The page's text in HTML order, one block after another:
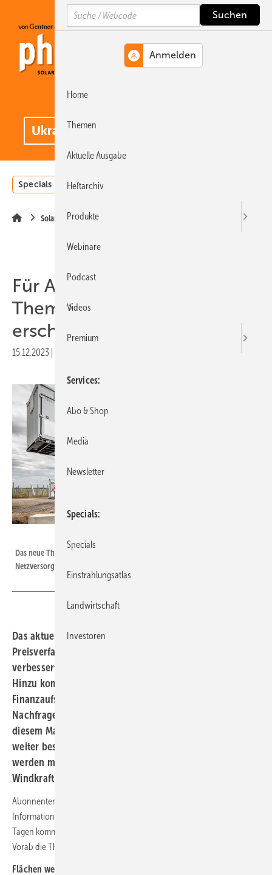
Hauptinhalt
Hauptmenü
SiteSearch
Specials Einstrahlungsatlas
Solarparks
Für Abonnenten: Neues
Themenheft über Solarparks
erschienen
15.12.2023
Das neue Themenheft im Dezember 2023 widmet sich Solarparks und der
Netzversorgung.
Das aktuelle Heft erschien am 19. Dezember 2023. Der
Preisverfall bei Solarkomponenten und Speichern
verbessert die Wirtschaftlichkeit großer Solarprojekte.
Hinzu kommen neue Regelungen der EU und der
Finanzaufsicht, die grüne Assets begünstigen. Die
Nachfrage von Investoren steigt stark, der Zubau in
diesem Marktsegment brummt und wird sich auch 2024
weiter beschleunigen. Und: Immer mehr Solarparks
werden mit Batteriespeichern und in Kombination mit
Windkraft gebaut.
Abonnenten sind bei uns im Vorteil: Sie erhalten nutzwertige
Informationen für ihr Solargeschäft aus erster Hand. In wenigen
Tagen kommt das neue Themenheft „Solarparks“ auf ihren Tisch.
Vorab die Themen im Überblick:
Flächen werden grüne Assets:
Search
Home
Themen
Aktuelle Ausgabe
Heftarchiv
Produkte
Webinare
Podcast
Videos
Premium
Services
Abo & Shop
Media
Newsletter
Specials
Specials
Einstrahlungsatlas
Landwirtschaft
Investoren